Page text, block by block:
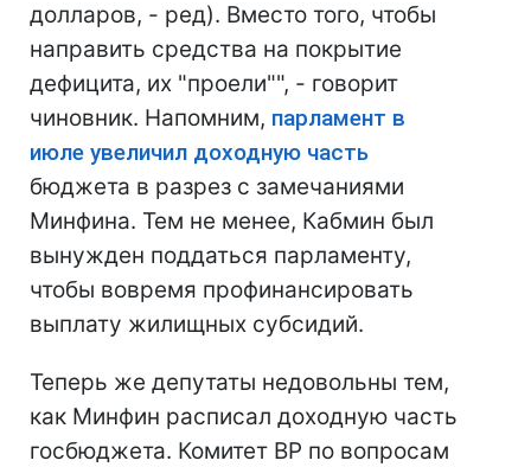
долларов, - ред). Вместо того, чтобы
направить средства на покрытие
дефицита, их "проели"", - говорит
чиновник. Напомним, парламент в
июле увеличил доходную часть
бюджета в разрез с замечаниями
Минфина. Тем не менее, Кабмин был
вынужден поддаться парламенту,
чтобы вовремя профинансировать
выплату жилищных субсидий.
Теперь же депутаты недовольны тем,
как Минфин расписал доходную часть
госбюджета. Комитет ВР по вопросам